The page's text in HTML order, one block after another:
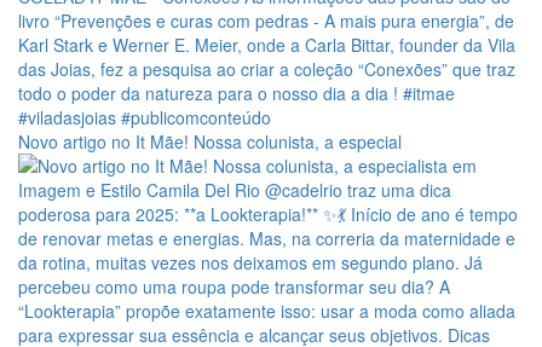
Novo artigo no It Mãe! Nossa colunista, a especial